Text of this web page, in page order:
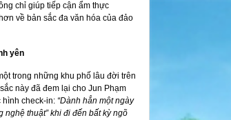
chỉ giúp tiếp cận ẩm thực
về bản sắc đa văn hóa của đảo
yên
trong những khu phố lâu đời trên
này đã đem lại cho Jun Phạm
hình check-in: “Dành hẳn một ngày
thuật” khi đi đến bất kỳ ngõ